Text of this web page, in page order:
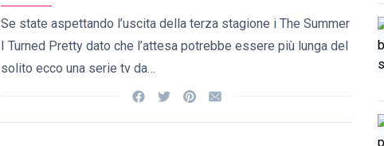
Se state aspettando l’uscita della terza stagione i The Summer
I Turned Pretty dato che l’attesa potrebbe essere più lunga del
solito ecco una serie tv da…